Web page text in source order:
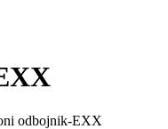
odbojnik-EXX